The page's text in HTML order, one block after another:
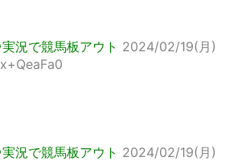
況で競馬板アウト 2024/02/19(月)
況で競馬板アウト 2024/02/19(月)